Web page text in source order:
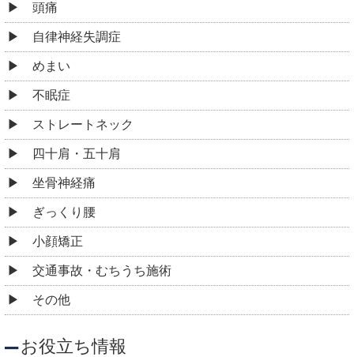
頭痛
自律神経失調症
めまい
不眠症
ストレートネック
四十肩・五十肩
坐骨神経痛
ぎっくり腰
小顔矯正
交通事故・むちうち施術
その他
お役立ち情報